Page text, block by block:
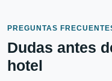
PREGUNTAS
Dudas antes
hotel